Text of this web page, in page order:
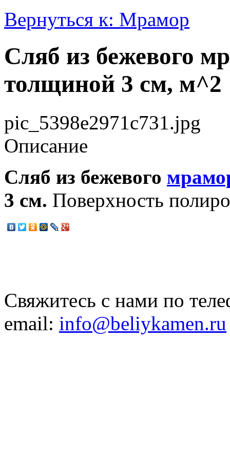
Вернуться к: Мрамор
Сляб из бежевого
толщиной 3 см, м^2
pic_5398e2971c731.jpg
Описание
Сляб из бежевого
3 см. Поверхность
Свяжитесь с нами по
email: info@beliykamen.ru